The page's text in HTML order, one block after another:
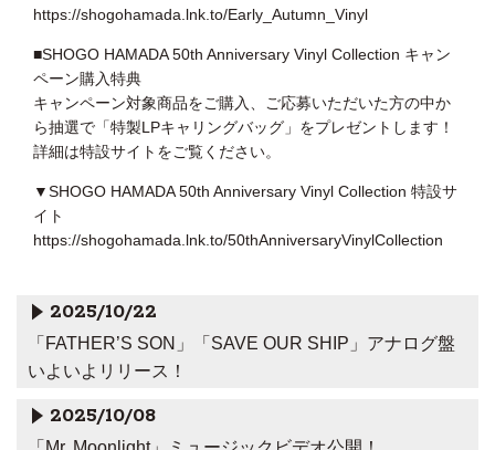
https://shogohamada.lnk.to/Early_Autumn_Vinyl
■SHOGO HAMADA 50th Anniversary Vinyl Collection キャン
ペーン購入特典
キャンペーン対象商品をご購入、ご応募いただいた方の中か
ら抽選で「特製LPキャリングバッグ」をプレゼントします！
詳細は特設サイトをご覧ください。
▼SHOGO HAMADA 50th Anniversary Vinyl Collection 特設サ
イト
https://shogohamada.lnk.to/50thAnniversaryVinylCollection
2025/10/22
「FATHER’S SON」「SAVE OUR SHIP」アナログ盤
いよいよリリース！
2025/10/08